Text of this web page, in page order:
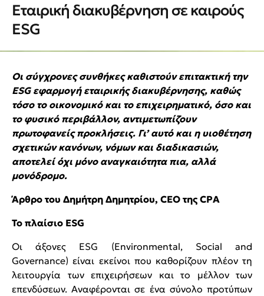
Εταιρική διακυβέρνηση σε καιρούς
ESG
Οι σύγχρονες συνθήκες καθιστούν επιτακτική την
ESGεφαρμογή εταιρικής διακυβέρνησης, καθώς
τόσο το οικονομικό και το επιχειρηματικό, όσο και
το φυσικό περιβάλλον, αντιμετωπίζουν
πρωτοφανείς προκλήσεις. Γι’ αυτό και η υιοθέτηση
σχετικών κανόνων, νόμων και διαδικασιών,
αποτελεί όχι μόνο αναγκαιότητα πια, αλλά
μονόδρομο.
Άρθρο του Δημήτρη Δημητρίου, CEO της CPA
Το πλαίσιο ESG
Οι άξονες ESG (Environmental, Social and
Governance) είναι εκείνοι που καθορίζουν πλέον τη
λειτουργία των επιχειρήσεων και το μέλλον των
επενδύσεων. Αναφέρονται σε ένα σύνολο προτύπων